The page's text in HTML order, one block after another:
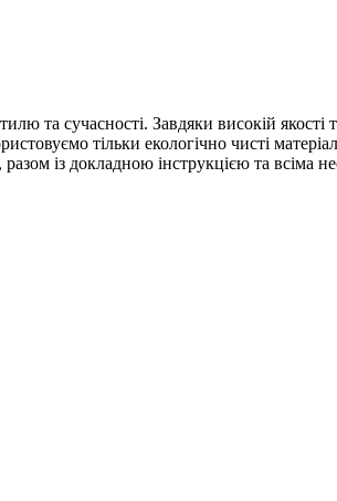
та сучасності. Завдяки високій якості
тільки екологічно чисті
із докладною інструкцією та